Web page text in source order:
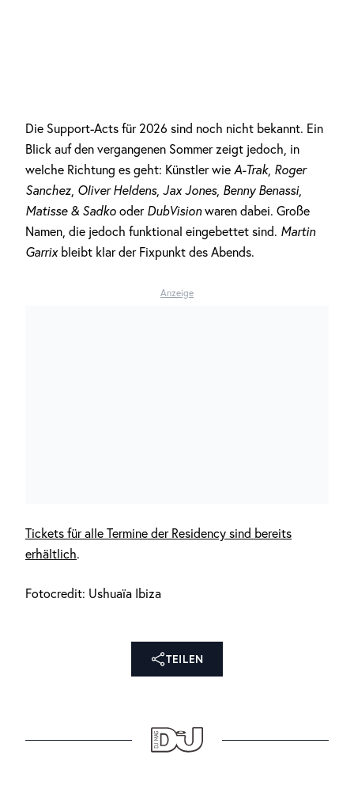
Die Support-Acts für 2026 sind noch nicht bekannt. Ein
Blick auf den vergangenen Sommer zeigt jedoch, in
welche Richtung es geht: Künstler wie A-Trak, Roger
Sanchez, Oliver Heldens, Jax Jones, Benny Benassi,
Matisse & Sadko oder DubVisionwaren dabei. Große
Namen, die jedoch funktional eingebettet sind. Martin
Garrixbleibt klar der Fixpunkt des Abends.
Anzeige
Tickets für alle Termine der Residency sind bereits
erhältlich.
Fotocredit: Ushuaïa Ibiza
TEILEN